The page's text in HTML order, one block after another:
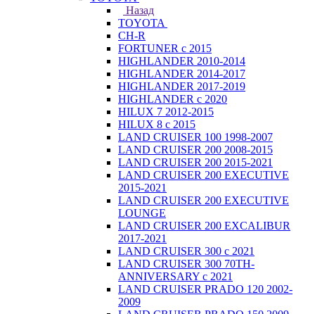
Назад
TOYOTA
CH-R
FORTUNER с 2015
HIGHLANDER 2010-2014
HIGHLANDER 2014-2017
HIGHLANDER 2017-2019
HIGHLANDER с 2020
HILUX 7 2012-2015
HILUX 8 с 2015
LAND CRUISER 100 1998-2007
LAND CRUISER 200 2008-2015
LAND CRUISER 200 2015-2021
LAND CRUISER 200 EXECUTIVE
2015-2021
LAND CRUISER 200 EXECUTIVE
LOUNGE
LAND CRUISER 200 EXCALIBUR
2017-2021
LAND CRUISER 300 с 2021
LAND CRUISER 300 70TH-
ANNIVERSARY с 2021
LAND CRUISER PRADO 120 2002-
2009